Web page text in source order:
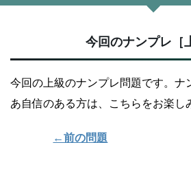
今回のナンプレ［
今回の上級のナンプレ問題です。ナ
あ自信のある方は、こちらをお楽し
←前の問題